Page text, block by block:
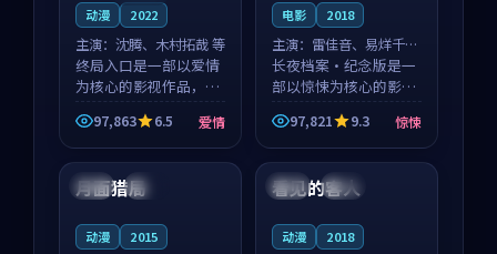
动漫 2022
主演： 沈腾、木村拓哉 等
终局入口是一部以爱情
为核心的影视作品，围
绕危机、反转与人物成
长展开，整体节奏紧
凑，值得推荐观看。
97,863 6.5 爱情
电影 2018
主演： 雷佳音、易烊千玺
等
长夜档案·纪念版是一
部以惊悚为核心的影视
作品，围绕危机、反转
与人物成长展开，整体
节奏紧凑，值得推荐观
97,821 9.3 惊悚
中国 热播
月面猎局
动漫 2015
泰国 完结
看见的客人
动漫 2018